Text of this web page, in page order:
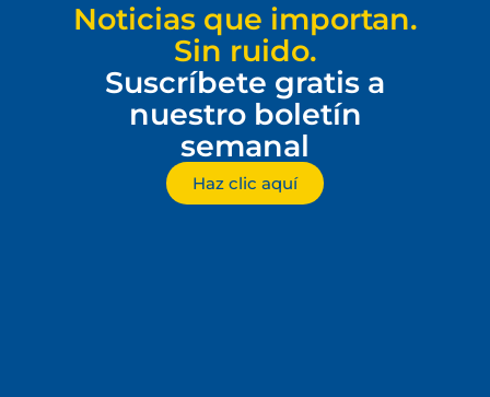
Noticias que importan.
Sin ruido.
Suscríbete gratis a
nuestro boletín
semanal
Haz clic aquí